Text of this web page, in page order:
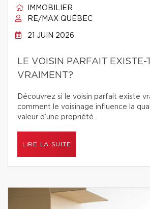
IMMOBILIER
RE/MAX QUÉBEC
21 JUIN 2026
LE VOISIN PARFAIT EXISTE-
VRAIMENT?
Découvrez si le voisin parfait existe
comment le voisinage influence la
valeur d’une propriété.
LIRE LA SUITE